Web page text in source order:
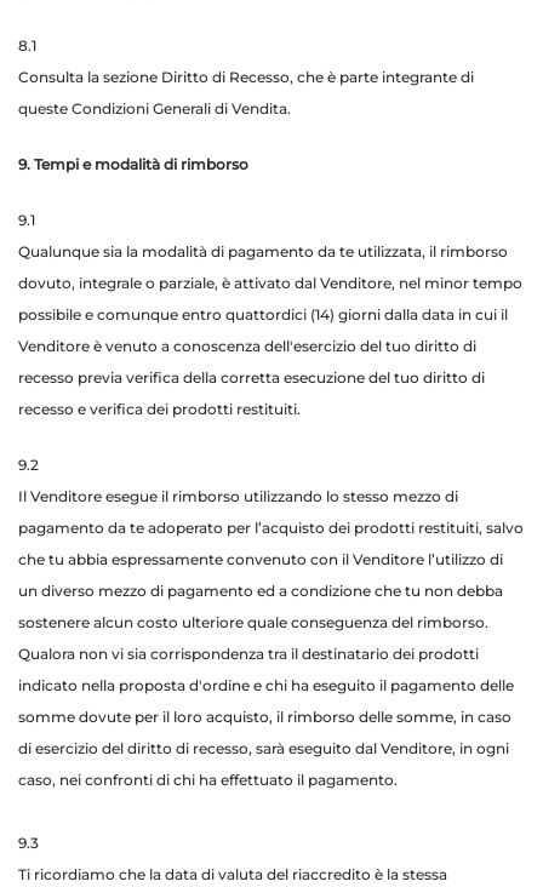
8.1
Consulta la sezione Diritto di Recesso, che è parte integrante di
queste Condizioni Generali di Vendita.
9. Tempi e modalità di rimborso
9.1
Qualunque sia la modalità di pagamento da te utilizzata, il rimborso
dovuto, integrale o parziale, è attivato dal Venditore, nel minor tempo
possibile e comunque entro quattordici (14) giorni dalla data in cui il
Venditore è venuto a conoscenza dell'esercizio del tuo diritto di
recesso previa verifica della corretta esecuzione del tuo diritto di
recesso e verifica dei prodotti restituiti.
9.2
Il Venditore esegue il rimborso utilizzando lo stesso mezzo di
pagamento da te adoperato per l’acquisto dei prodotti restituiti, salvo
che tu abbia espressamente convenuto con il Venditore l’utilizzo di
un diverso mezzo di pagamento ed a condizione che tu non debba
sostenere alcun costo ulteriore quale conseguenza del rimborso.
Qualora non vi sia corrispondenza tra il destinatario dei prodotti
indicato nella proposta d'ordine e chi ha eseguito il pagamento delle
somme dovute per il loro acquisto, il rimborso delle somme, in caso
di esercizio del diritto di recesso, sarà eseguito dal Venditore, in ogni
caso, nei confronti di chi ha effettuato il pagamento.
9.3
Ti ricordiamo che la data di valuta del riaccredito è la stessa